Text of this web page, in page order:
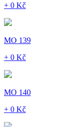
+ 0 Kč
MO 139
+ 0 Kč
MO 140
+ 0 Kč